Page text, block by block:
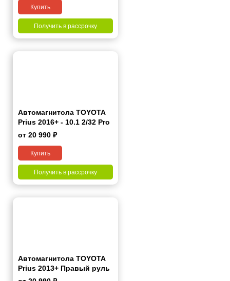
Купить
Получить в рассрочку
Автомагнитола TOYOTA
Prius 2016+ - 10.1 2/32 Pro
от 20 990 ₽
Купить
Получить в рассрочку
Автомагнитола TOYOTA
Prius 2013+ Правый руль